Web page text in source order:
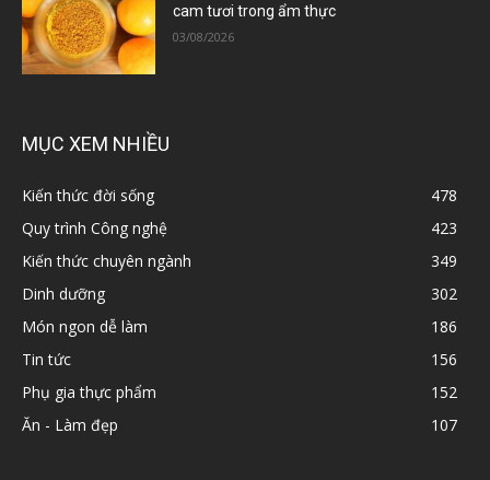
cam tươi trong ẩm thực
03/08/2026
MỤC XEM NHIỀU
Kiến thức đời sống
478
Quy trình Công nghệ
423
Kiến thức chuyên ngành
349
Dinh dưỡng
302
Món ngon dễ làm
186
Tin tức
156
Phụ gia thực phẩm
152
Ăn - Làm đẹp
107